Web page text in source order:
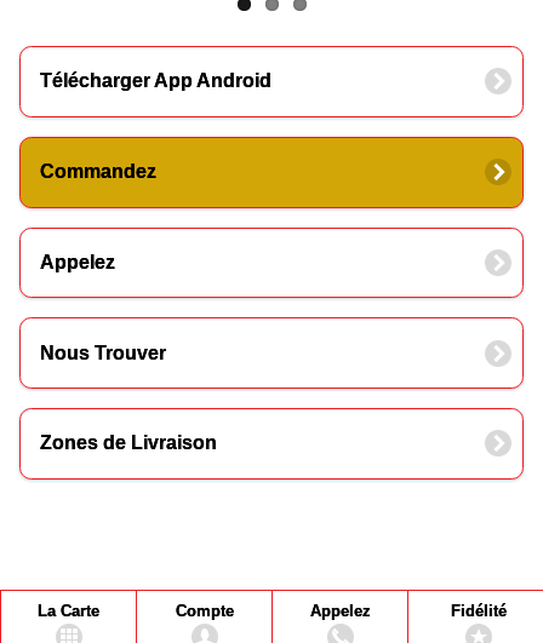
Télécharger App Android
Commandez
Appelez
Nous Trouver
Zones de Livraison
La Carte Compte Appelez Fidélité